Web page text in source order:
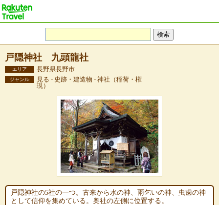
戸隠神社 九頭龍社
エリア 長野県長野市
ジャンル
見る - 史跡・建造物 - 神社（稲荷・権
現）
戸隠神社の5社の一つ。古来から水の神、雨乞いの神、虫歯の神
として信仰を集めている。奥社の左側に位置する。